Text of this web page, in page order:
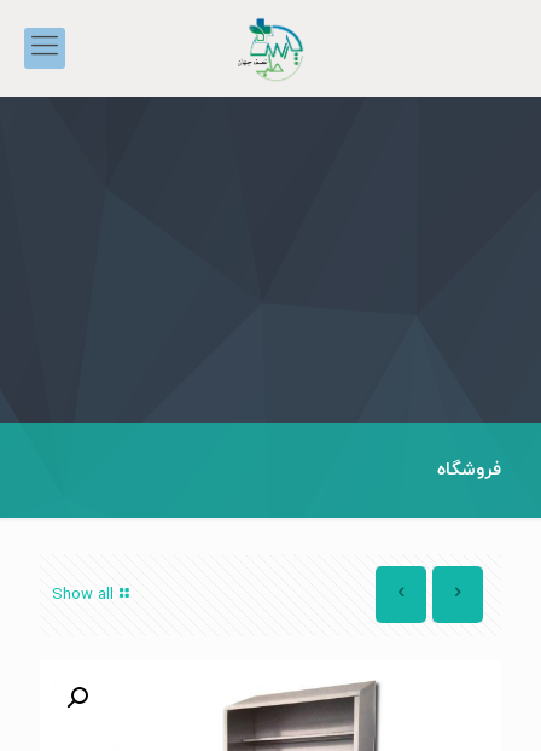
فروشگاه
Show all